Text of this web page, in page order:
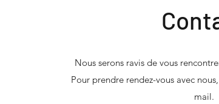
Nous serons ravis de vous
Pour prendre rendez-vous avec
mail.